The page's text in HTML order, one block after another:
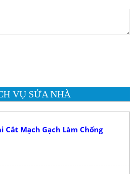
VỤ SỬA NHÀ
Cắt Mạch Gạch Làm Chống